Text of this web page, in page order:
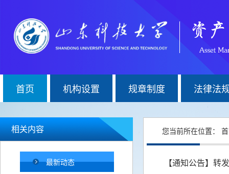
首页 机构设置 规章制度 法律法
相关内容
最新动态
您当前所在位置：
【通知公告】转